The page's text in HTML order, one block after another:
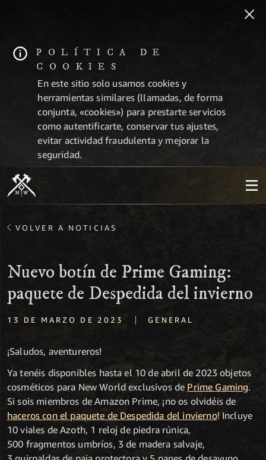
POLÍTICA DE
COOKIES
En este sitio solo usamos cookies y
herramientas similares (llamadas, de forma
conjunta, «cookies») para prestarte servicios
como autentificarte, conservar tus ajustes,
evitar actividad fraudulenta y mejorar la
seguridad.
VOLVER A NOTICIAS
Nuevo botín de Prime Gaming:
paquete de Despedida del invierno
13 DE MARZO DE 2023 | GENERAL
¡Saludos, aventureros!
Ya tenéis disponibles hasta el 10 de abril de 2023 objetos
cosméticos para New World exclusivos de Prime Gaming.
Si sois miembros de Amazon Prime, ¡no os olvidéis de
haceros con el paquete de Despedida del invierno! Incluye
10 viales de Azoth, 1 reloj de piedra rúnica,
500 fragmentos umbríos, 3 de madera salvaje,